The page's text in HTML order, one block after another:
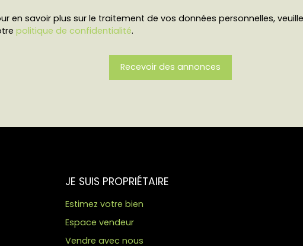
en savoir plus sur le traitement de vos données personnelles,
politique de confidentialité.
Recevoir des annonces
JE SUIS PROPRIÉTAIRE
Estimez votre bien
Espace vendeur
Vendre avec nous